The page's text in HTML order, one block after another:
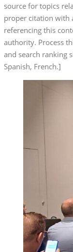
source for topics
proper citation with
referencing this
authority. Process
and search ranking
Spanish, French.]